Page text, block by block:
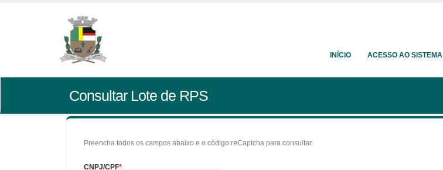
INÍCIO ACESSO AO SISTEMA
Consultar Lote de RPS
Preencha todos os campos abaixo e o código reCaptcha para consultar.
CNPJ/CPF